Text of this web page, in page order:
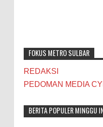
FOKUS METRO SULBAR
REDAKSI
PEDOMAN MEDIA
BERITA POPULER MINGGU